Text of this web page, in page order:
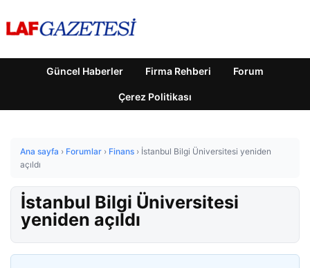
Güncel Haberler Firma Rehberi Forum
Çerez Politikası
Ana sayfa › Forumlar › Finans › İstanbul Bilgi Üniversitesi yeniden
açıldı
İstanbul Bilgi Üniversitesi
yeniden açıldı